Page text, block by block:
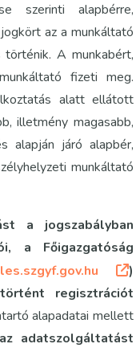
szerinti alapbérre,
az a munkáltató
A munkabért,
fizeti meg.
alatt ellátott
illetmény magasabb,
alapján járó alapbér,
munkáltató
a jogszabályban
a Főigazgatóság
)
regisztrációt
alapadatai mellett
adatszolgáltatást